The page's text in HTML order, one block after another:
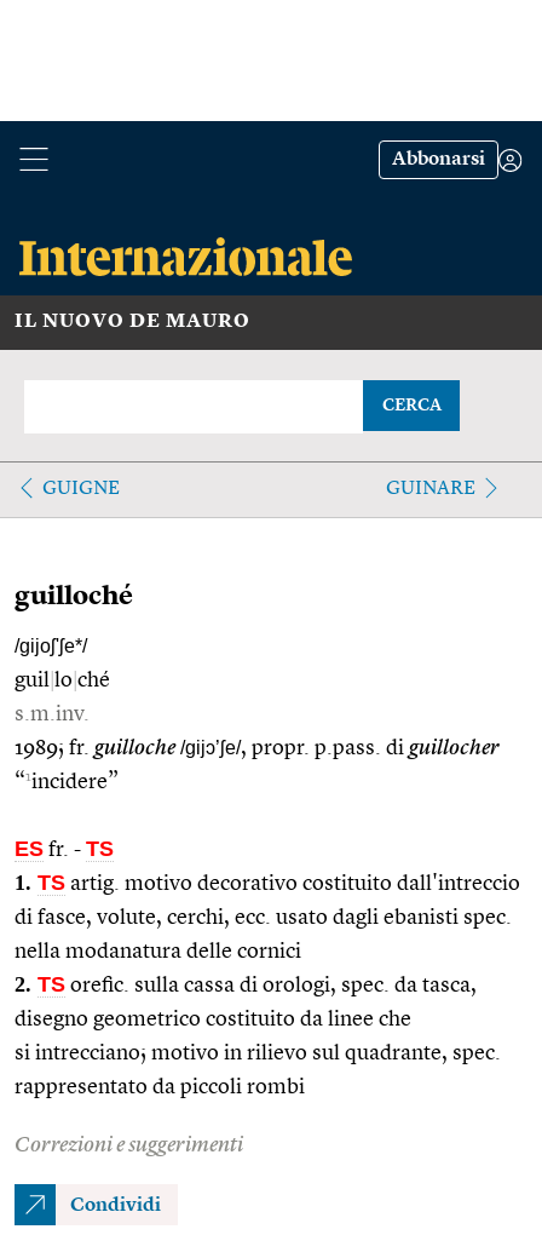
Abbonarsi
IL NUOVO DE MAURO
CERCA
GUIGNE GUINARE
guilloché
/gijoʃ'ʃe*/
guil lo ché
s.m.inv.
1989; fr. guilloche /gijɔ’ʃe/, propr. p.pass. di guillocher
“1incidere”
ES fr. - TS
1. TS artig. motivo decorativo costituito dall'intreccio
di fasce, volute, cerchi, ecc. usato dagli ebanisti spec.
nella modanatura delle cornici
2. TS orefic. sulla cassa di orologi, spec. da tasca,
disegno geometrico costituito da linee che
si intrecciano; motivo in rilievo sul quadrante, spec.
rappresentato da piccoli rombi
Correzioni e suggerimenti
Condividi